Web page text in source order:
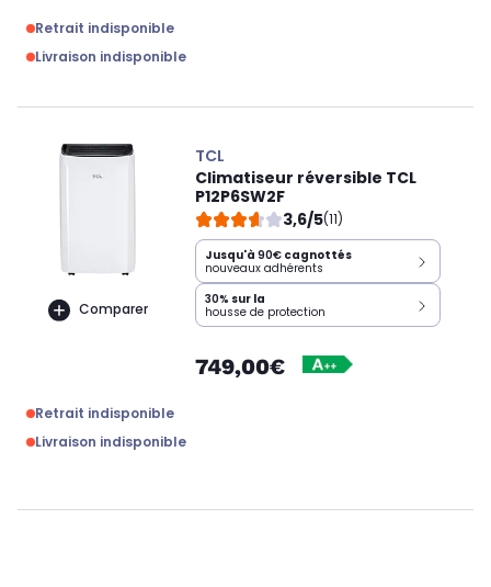
Retrait indisponible
Livraison indisponible
Comparer
TCL
Climatiseur réversible TCL
P12P6SW2F
3,6/5(11)
Jusqu'à 90€ cagnottés
nouveaux adhérents
30% sur la
housse de protection
749,00€
Retrait indisponible
Livraison indisponible